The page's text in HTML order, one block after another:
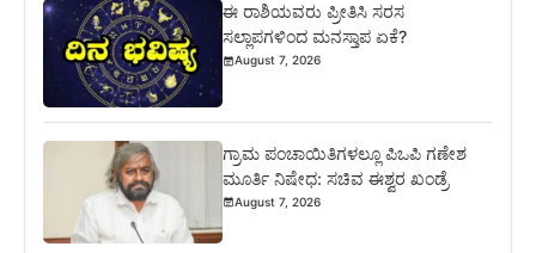
ಈ ರಾಶಿಯವರು ಪ್ರೀತಿಸಿ ಸರಸ
ಸಲ್ಲಾಪಗಳಿಂದ ಮನಸ್ತಾಪ ಏಕೆ?
August 7, 2026
ಗ್ರಾಮ ಪಂಚಾಯಿತಿಗಳಲ್ಲೂ ಪಿಒಪಿ ಗಣೇಶ
ಮೂರ್ತಿ ನಿಷೇಧ: ಸಚಿವ ಈಶ್ವರ ಖಂಡ್ರೆ
August 7, 2026